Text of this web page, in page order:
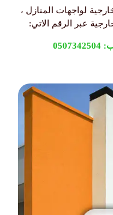
لواجهات المنازل ،
عبر الرقم الاتي:
0507342504